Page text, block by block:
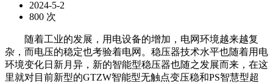
2024-5-2
800 次
随着工业的发展，用电设备的增加，电网环境越来越复
杂，而电压的稳定也考验着电网。稳压器技术水平也随着用电
环境变化日新月异，新的智能型稳压器也随之发展而来，在这
里就对目前新型的GTZW智能型无触点变压稳和PS智慧型超